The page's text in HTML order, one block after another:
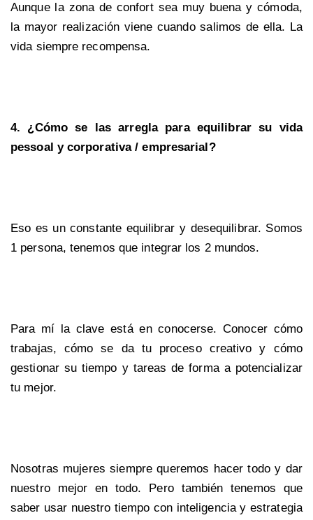
Aunque la zona de confort sea muy buena y cómoda,
la mayor realización viene cuando salimos de ella. La
vida siempre recompensa.
4. ¿Cómo se las arregla para equilibrar su vida
pessoal y corporativa / empresarial?
Eso es un constante equilibrar y desequilibrar. Somos
1 persona, tenemos que integrar los 2 mundos.
Para mí la clave está en conocerse. Conocer cómo
trabajas, cómo se da tu proceso creativo y cómo
gestionar su tiempo y tareas de forma a potencializar
tu mejor.
Nosotras mujeres siempre queremos hacer todo y dar
nuestro mejor en todo. Pero también tenemos que
saber usar nuestro tiempo con inteligencia y estrategia